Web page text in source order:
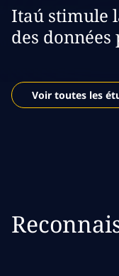
Expand
Itaú stimule
des
Voir toutes les